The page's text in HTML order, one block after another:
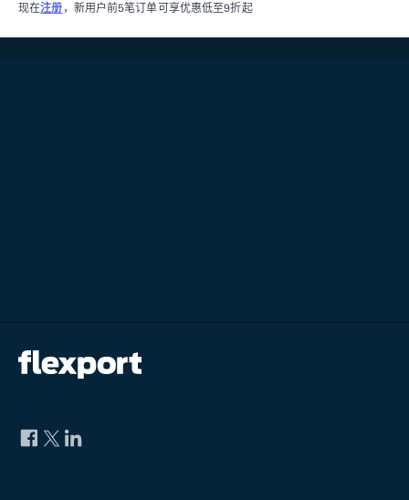
现在注册 ，新用户前5笔订单可享优惠低至9折起